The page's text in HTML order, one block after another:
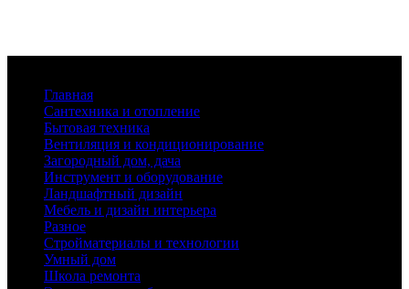
Главная
Сантехника и отопление
Бытовая техника
Вентиляция и кондиционирование
Загородный дом, дача
Инструмент и оборудование
Ландшафтный дизайн
Мебель и дизайн интерьера
Разное
Стройматериалы и технологии
Умный дом
Школа ремонта